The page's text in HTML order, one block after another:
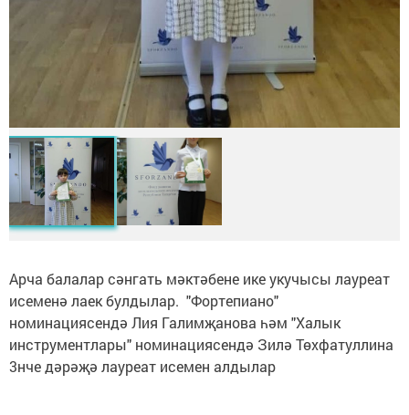
Арча балалар сәнгать мәктәбене ике укучысы лауреат
исеменә лаек булдылар. "Фортепиано"
номинациясендә Лия Галимҗанова һәм "Халык
инструментлары" номинациясендә Зилә Төхфатуллина
3нче дәрәҗә лауреат исемен алдылар